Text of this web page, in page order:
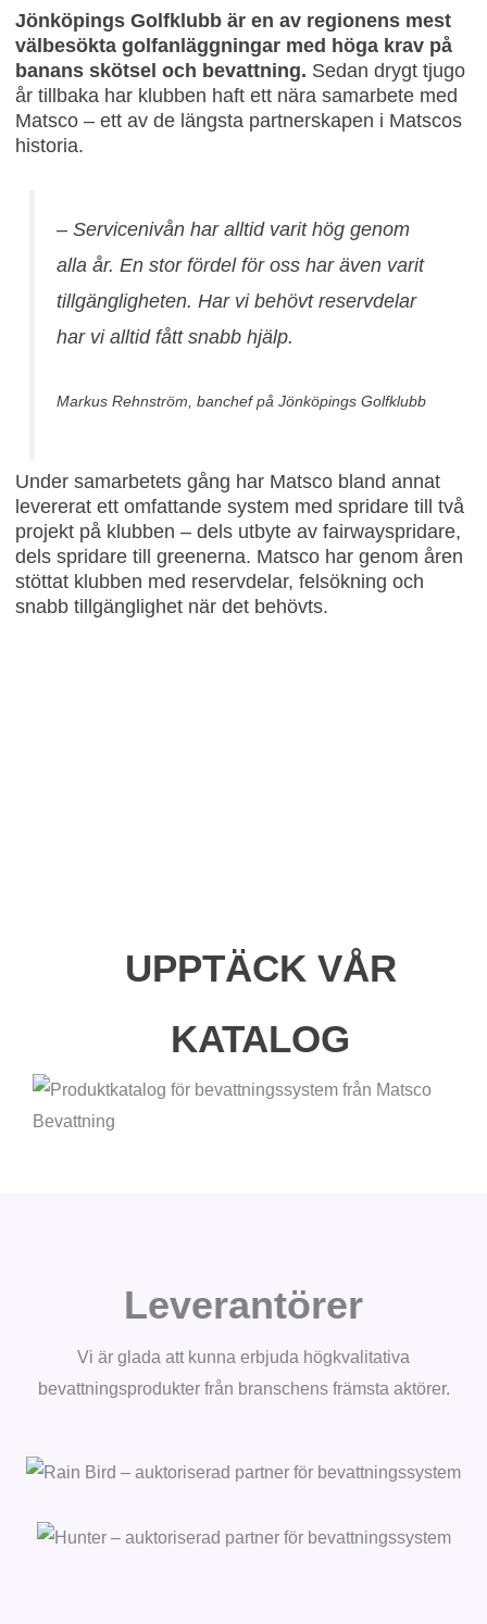
Jönköpings Golfklubb är en av regionens mest
välbesökta golfanläggningar med höga krav på
banans skötsel och bevattning. Sedan drygt tjugo
år tillbaka har klubben haft ett nära samarbete med
Matsco – ett av de längsta partnerskapen i Matscos
historia.
– Servicenivån har alltid varit hög genom
alla år. En stor fördel för oss har även varit
tillgängligheten. Har vi behövt reservdelar
har vi alltid fått snabb hjälp.
Markus Rehnström, banchef på Jönköpings Golfklubb
Under samarbetets gång har Matsco bland annat
levererat ett omfattande system med spridare till två
projekt på klubben – dels utbyte av fairwayspridare,
dels spridare till greenerna. Matsco har genom åren
stöttat klubben med reservdelar, felsökning och
snabb tillgänglighet när det behövts.
UPPTÄCK VÅR
KATALOG
Leverantörer
Vi är glada att kunna erbjuda högkvalitativa
bevattningsprodukter från branschens främsta aktörer.